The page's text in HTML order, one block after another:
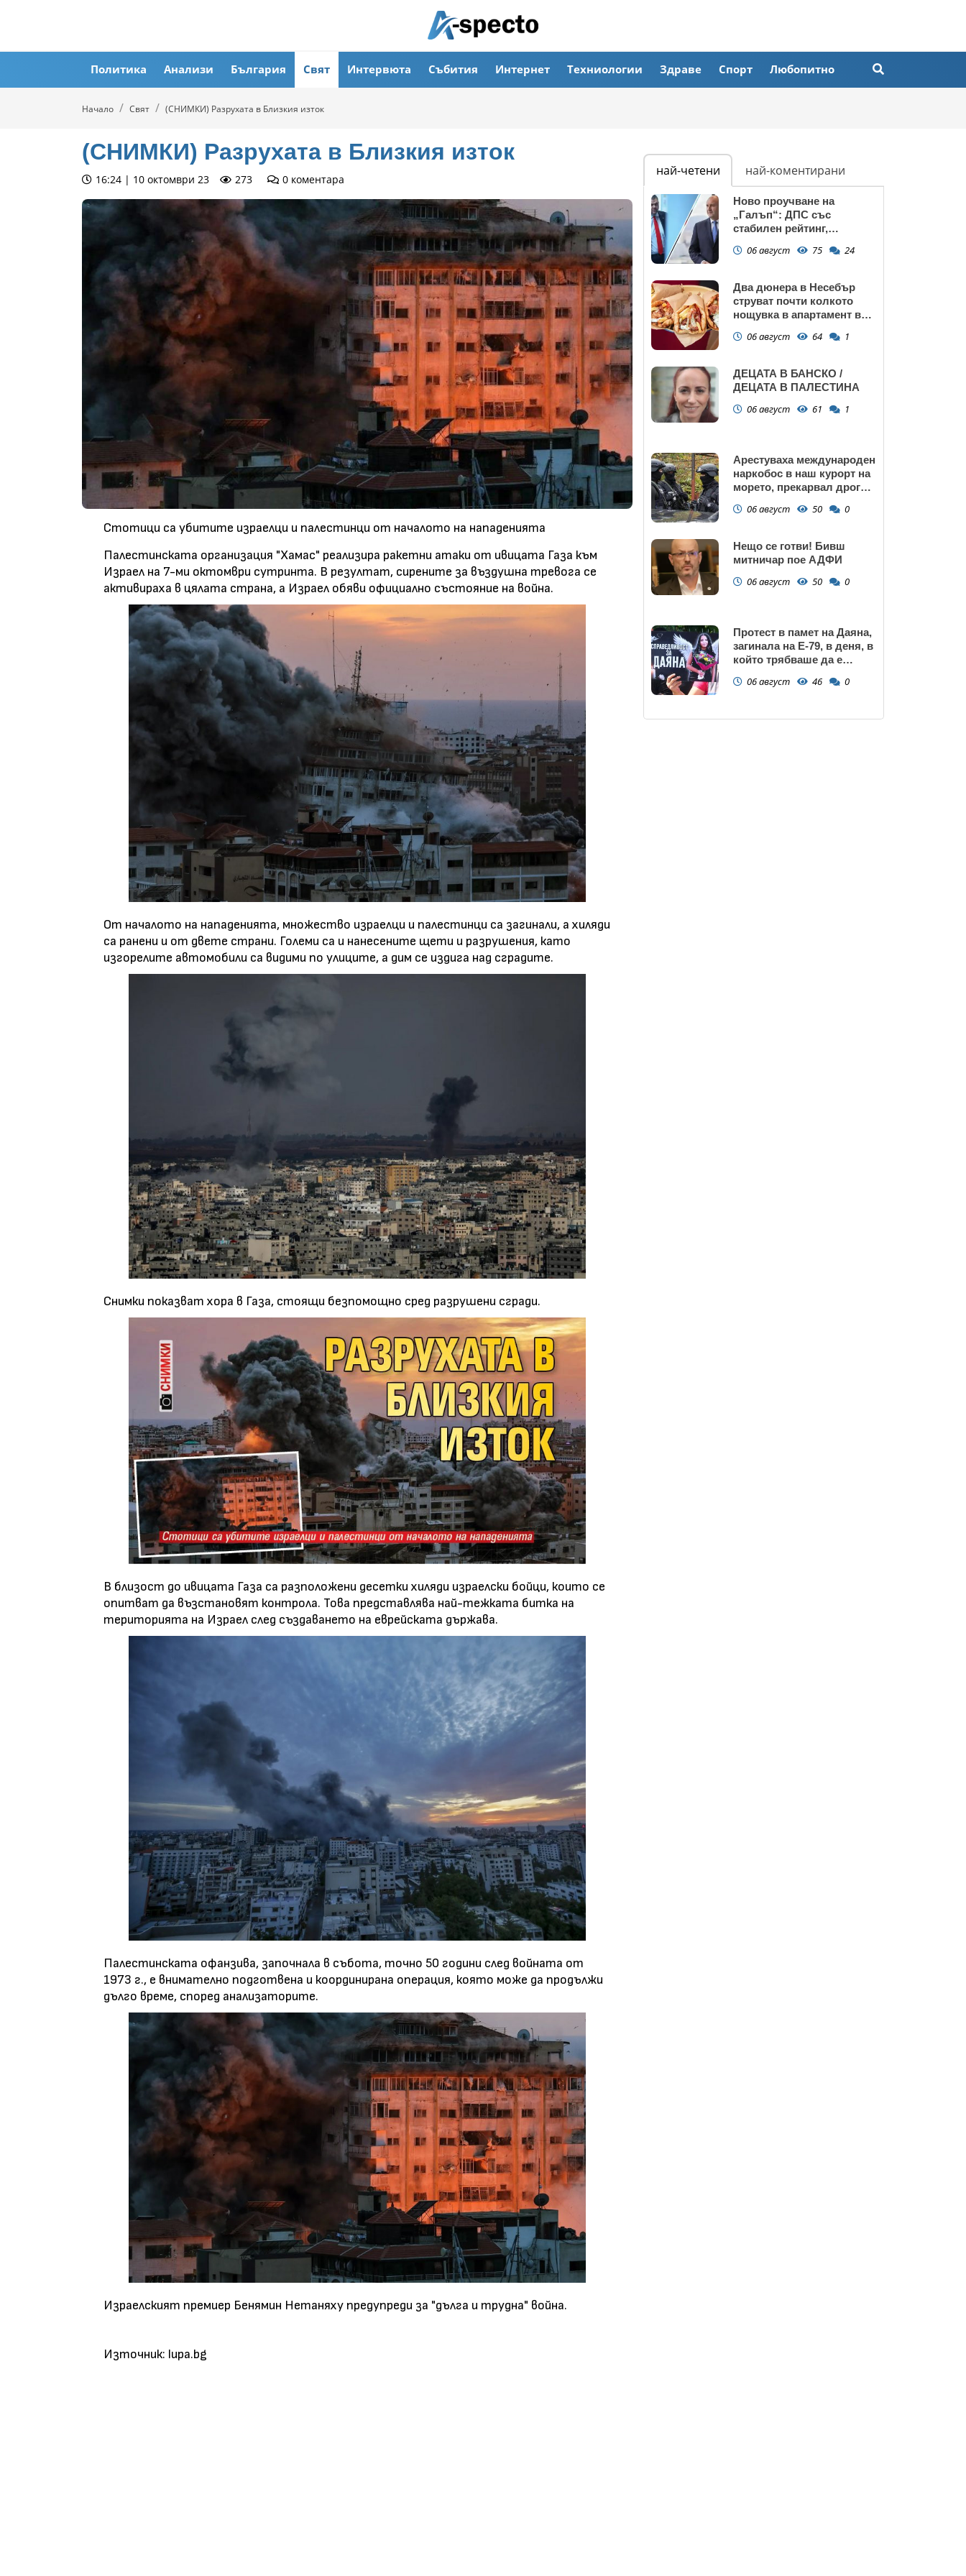
Политика Анализи България Свят Интервюта Събития Интернет Техниологии Здраве Спорт Любопитно
Начало Свят (СНИМКИ) Разрухата в Близкия изток
(СНИМКИ) Разрухата в Близкия изток
16:24 | 10 октомври 23 273 0 коментара
Стотици са убитите израелци и палестинци от началото на нападенията
Палестинската организация "Хамас" реализира ракетни атаки от ивицата Газа към
Израел на 7-ми октомври сутринта. В резултат, сирените за въздушна тревога се
активираха в цялата страна, а Израел обяви официално състояние на война.
От началото на нападенията, множество израелци и палестинци са загинали, а хиляди
са ранени и от двете страни. Големи са и нанесените щети и разрушения, като
изгорелите автомобили са видими по улиците, а дим се издига над сградите.
Снимки показват хора в Газа, стоящи безпомощно сред разрушени сгради.
В близост до ивицата Газа са разположени десетки хиляди израелски бойци, които се
опитват да възстановят контрола. Това представлява най-тежката битка на
територията на Израел след създаването на еврейската държава.
Палестинската офанзива, започнала в събота, точно 50 години след войната от
1973 г., е внимателно подготвена и координирана операция, която може да продължи
дълго време, според анализаторите.
Израелският премиер Бенямин Нетаняху предупреди за "дълга и трудна" война.
Източник: lupa.bg
най-четени най-коментирани
Ново проучване на
„Галъп“: ДПС със
стабилен рейтинг,
запазва
06 август 75 24
Два дюнера в Несебър
струват почти колкото
нощувка в апартамент в
06 август 64 1
ДЕЦАТА В БАНСКО /
ДЕЦАТА В ПАЛЕСТИНА
06 август 61 1
Арестуваха международен
наркобос в наш курорт на
морето, прекарвал дрога
06 август 50 0
Нещо се готви! Бивш
митничар пое АДФИ
06 август 50 0
Протест в памет на Даяна,
загинала на Е-79, в деня, в
който трябваше да е
06 август 46 0